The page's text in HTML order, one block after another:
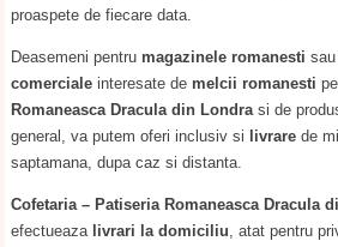
proaspete de fiecare data.
Deasemeni pentru magazinele romanesti
comerciale interesate de melcii romanesti
Romaneasca Dracula din Londrasi de
general, va putem oferi inclusiv si
livrare de
saptamana, dupa caz si distanta.
Cofetaria – Patiseria Romaneasca Dracula
efectueaza livrari la domiciliu, atat pentru